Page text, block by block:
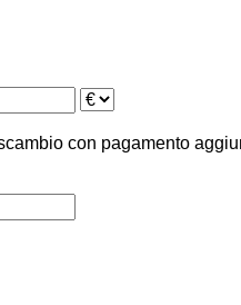
con pagamento